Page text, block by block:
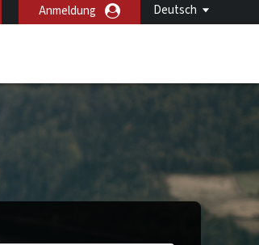
Deutsch
Anmeldung